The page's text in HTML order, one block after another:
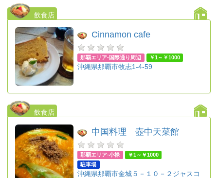
飲食店
Cinnamon cafe
那覇エリア-国際通り周辺 ￥1～￥1000
沖縄県那覇市牧志1-4-59
飲食店
中国料理 壺中天菜館
那覇エリア-小禄
￥1～￥1000
駐車場
沖縄県那覇市金城５－１０－２ジャスコ